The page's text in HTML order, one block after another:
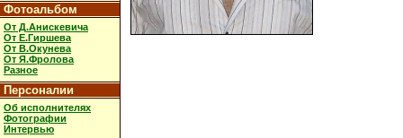
Фотоальбом
От Д.Анискевича
От Е.Гиршева
От В.Окунева
От Я.Фролова
Разное
Персоналии
Об исполнителях
Фотографии
Интервью